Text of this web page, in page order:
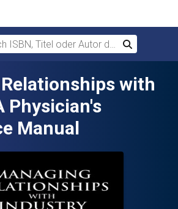
Titel oder Autor durchsuchen
Suchen
with
Physician's
Manual